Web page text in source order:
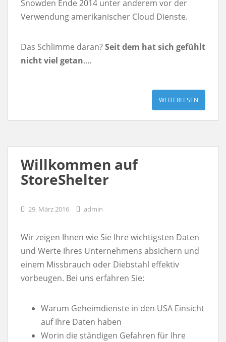
Snowden Ende 2014 unter anderem vor der
Verwendung amerikanischer Cloud Dienste.
Das Schlimme daran?Seit dem hat sich gefühlt
nicht viel getan.…
WEITERLESEN
Willkommen auf
StoreShelter
29. März 2016 admin
Wir zeigen Ihnen wie Sie Ihre wichtigsten Daten
und Werte Ihres Unternehmens absichern und
einem Missbrauch oder Diebstahl effektiv
vorbeugen. Bei uns erfahren Sie:
Warum Geheimdienste in den USA Einsicht
auf Ihre Daten haben
Worin die ständigen Gefahren für Ihre